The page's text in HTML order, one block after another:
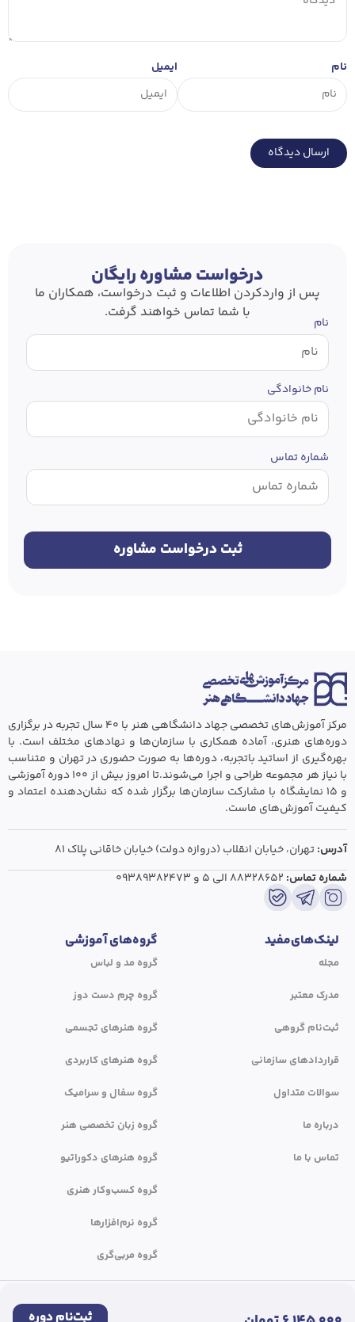
ثبت‌نام دوره
نام ایمیل
درخواست مشاوره رایگان
پس از وارد‌کردن اطلاعات و ثبت درخواست، همکاران ما
با شما تماس خواهند گرفت.
نام
نام خانوادگی
شماره تماس
مرکز آموزش‌های تخصصی جهاد دانشگاهی هنر با ۴۰ سال تجربه در برگزاری
دوره‌های هنری، آماده همکاری با سازمان‌ها و نهادهای مختلف است. با
بهره‌گیری از اساتید باتجربه، دوره‌ها به صورت حضوری در تهران و متناسب
با نیاز هر مجموعه طراحی و اجرا می‌شوند.تا امروز بیش از ۱۰۰ دوره آموزشی
و ۱۵ نمایشگاه با مشارکت سازمان‌ها برگزار شده که نشان‌دهنده اعتماد و
کیفیت آموزش‌های ماست.
آدرس:تهران،‌ خیابان انقلاب (دروازه دولت) خیابان خاقانی پلاک ۸۱
شماره تماس: ۸۸۳۲۸۶۵۲ الی ۵ و ۰۹۳۸۹۳۸۲۴۷۳
لینک‌های‌مفید
مجله
مدرک معتبر
ثبت‌نام گروهی
قراردادهای سازمانی
سوالات متداول
درباره ما
تماس با ما
گروه‌های آموزشی
گروه مد و لباس
گروه چرم دست دوز
گروه هنرهای تجسمی
گروه هنرهای کاربردی
گروه سفال و سرامیک
گروه زبان تخصصی هنر
گروه هنرهای دکوراتیو
گروه کسب‌وکار هنری
گروه نرم‌افزارها
گروه مربی‌گری
کلیه حقوق این سایت متعلق به جهاد دانشگاهی واحد هنر می‌باشد.